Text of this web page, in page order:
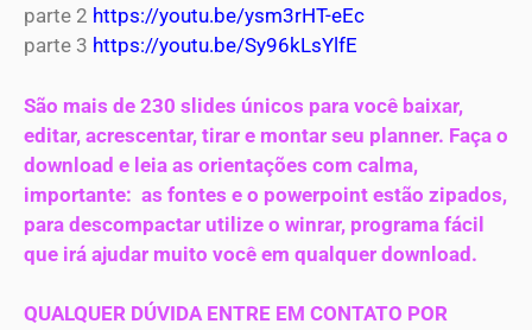
parte 2 https://youtu.be/ysm3rHT-eEc
parte 3 https://youtu.be/Sy96kLsYlfE
São mais de 230 slides únicos para você baixar,
editar, acrescentar, tirar e montar seu planner. Faça o
download e leia as orientações com calma,
importante: as fontes e o powerpoint estão zipados,
para descompactar utilize o winrar, programa fácil
que irá ajudar muito você em qualquer download.
QUALQUER DÚVIDA ENTRE EM CONTATO POR